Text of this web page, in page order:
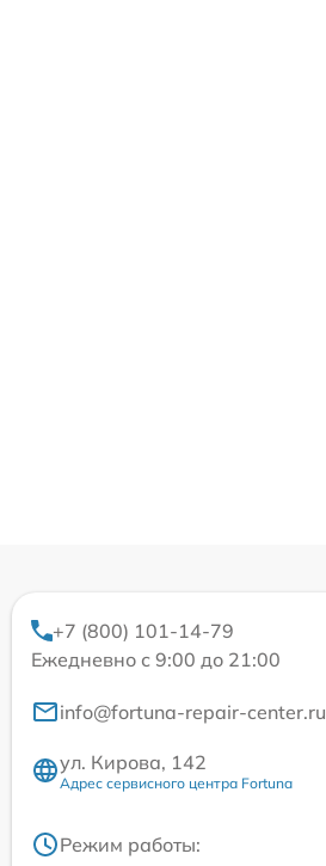
+7 (800) 101-14-79
Ежедневно с 9:00 до 21:00
info@fortuna-repair-center.ru
ул. Кирова, 142
Адрес сервисного центра Fortuna
Режим работы: